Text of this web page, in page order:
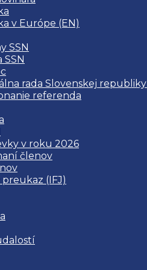
v Európe (EN)
SSN
rada Slovenskej republiky
referenda
v roku 2026
členov
(IFJ)